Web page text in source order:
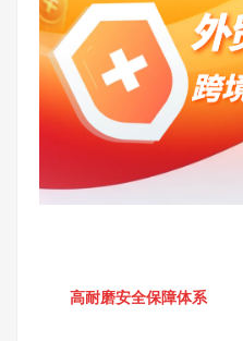
高耐磨安全保障体系